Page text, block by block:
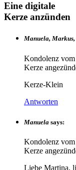
Eine digitale
Kerze anzünden
Manuela,
Kondolenz vom
Kerze
Kerze-Klein
Antworten
Manuela says:
Kondolenz vom
Kerze
Liebe Martina,